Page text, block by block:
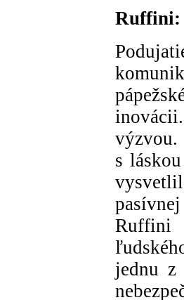
Ruffini:
s
Ruffini
jednu z